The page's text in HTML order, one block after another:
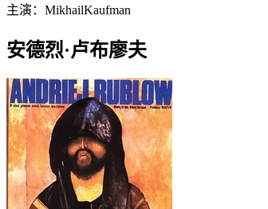
主演： MikhailKaufman
安德烈·卢布廖夫